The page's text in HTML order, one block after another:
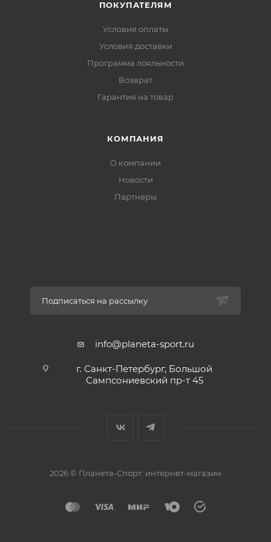
ПОКУПАТЕЛЯМ
Условия оплаты
Условия доставки
Программа лояльности
Возврат
Гарантия на товар
КОМПАНИЯ
О компании
Новости
Партнеры
Подписаться на рассылку
info@planeta-sport.ru
г. Санкт-Петербург, Большой
Сампсониевский пр-т 45
2026 © Планета-Спорт: интернет-магазин